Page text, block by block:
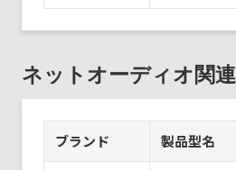
ネットオーディオ関連
ブランド 製品型名